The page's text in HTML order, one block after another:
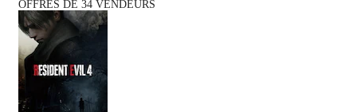
OFFRES DE 34 VENDEURS